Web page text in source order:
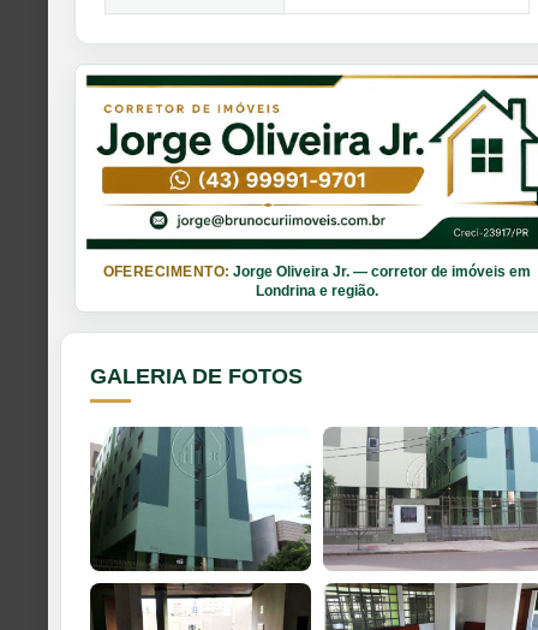
OFERECIMENTO: Jorge Oliveira Jr. — corretor de imóveis em
Londrina e região.
GALERIA DE FOTOS